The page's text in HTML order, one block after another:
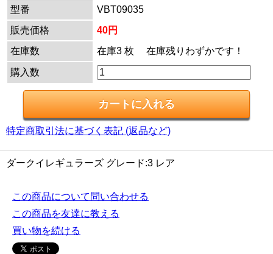
型番
VBT09035
販売価格
40円
在庫数
在庫3 枚 在庫残りわずかです！
購入数
特定商取引法に基づく表記 (返品など)
ダークイレギュラーズ グレード:3 レア
この商品について問い合わせる
この商品を友達に教える
買い物を続ける